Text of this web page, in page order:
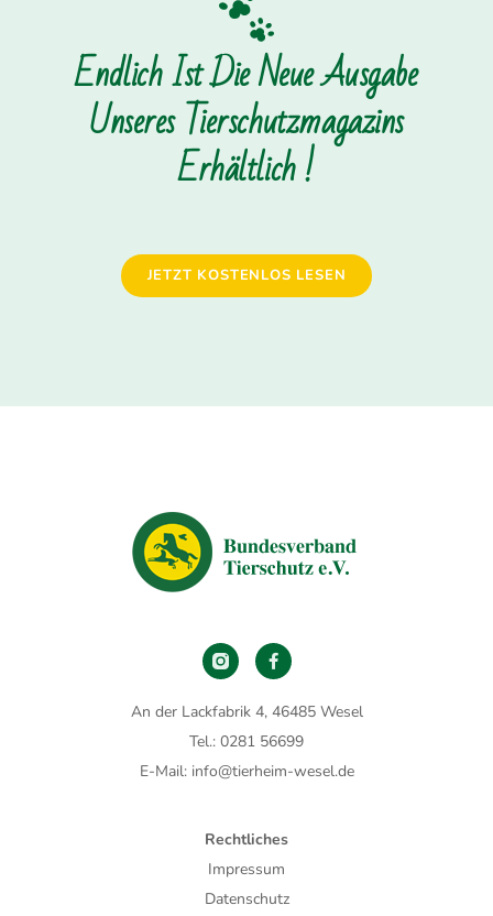
Endlich Ist Die Neue Ausgabe
Unseres Tierschutzmagazins
Erhältlich !
JETZT KOSTENLOS LESEN
An der Lackfabrik 4, 46485 Wesel
Tel.: 0281 56699
E-Mail: info@tierheim-wesel.de
Rechtliches
Impressum
Datenschutz